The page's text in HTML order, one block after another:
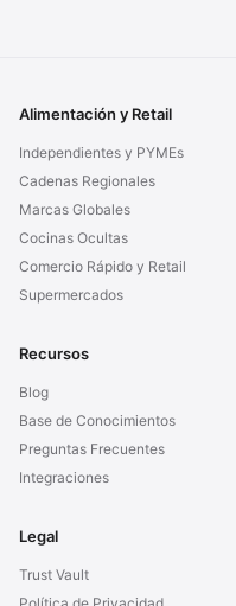
Alimentación y Retail
Independientes y PYMEs
Cadenas Regionales
Marcas Globales
Cocinas Ocultas
Comercio Rápido y Retail
Supermercados
Recursos
Blog
Base de Conocimientos
Preguntas Frecuentes
Integraciones
Legal
Trust Vault